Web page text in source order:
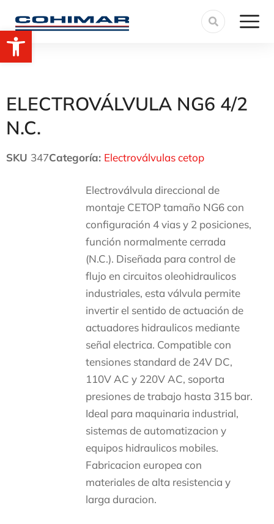
ELECTROVÁLVULA NG6 4/2
N.C.
SKU 347Categoría: Electroválvulas cetop
Electroválvula direccional de
montaje CETOP tamaño NG6 con
configuración 4 vias y 2 posiciones,
función normalmente cerrada
(N.C.). Diseñada para control de
flujo en circuitos oleohidraulicos
industriales, esta válvula permite
invertir el sentido de actuación de
actuadores hidraulicos mediante
señal electrica. Compatible con
tensiones standard de 24V DC,
110V AC y 220V AC, soporta
presiones de trabajo hasta 315 bar.
Ideal para maquinaria industrial,
sistemas de automatizacion y
equipos hidraulicos mobiles.
Fabricacion europea con
materiales de alta resistencia y
larga duracion.
Abrir barra de herramientas